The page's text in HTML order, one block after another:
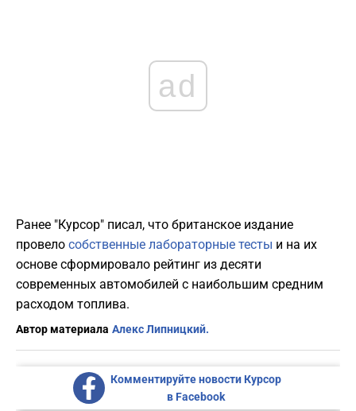
ad
Ранее "Курсор" писал, что британское издание
провело собственные лабораторные тесты и на их
основе сформировало рейтинг из десяти
современных автомобилей с наибольшим средним
расходом топлива.
Автор материала Алекс Липницкий.
Комментируйте новости Курсор
в Facebook